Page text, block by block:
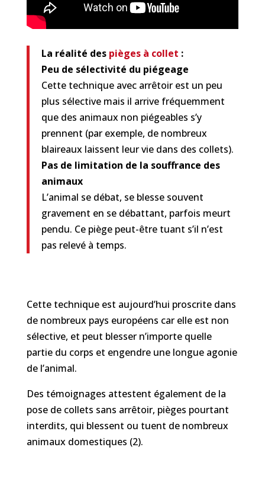
La réalité des pièges à collet :
Peu de sélectivité du piégeage
Cette technique avec arrêtoir est un peu
plus sélective mais il arrive fréquemment
que des animaux non piégeables s’y
prennent (par exemple, de nombreux
blaireaux laissent leur vie dans des collets).
Pas de limitation de la souffrance des
animaux
L’animal se débat, se blesse souvent
gravement en se débattant, parfois meurt
pendu. Ce piège peut-être tuant s’il n’est
pas relevé à temps.
Cette technique est aujourd’hui proscrite dans
de nombreux pays européens car elle est non
sélective, et peut blesser n’importe quelle
partie du corps et engendre une longue agonie
de l’animal.
Des témoignages attestent également de la
pose de collets sans arrêtoir, pièges pourtant
interdits, qui blessent ou tuent de nombreux
animaux domestiques (2).